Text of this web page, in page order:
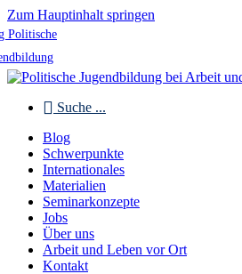
Zum Hauptinhalt springen
Politische
Suche ...
Blog
Schwerpunkte
Internationales
Materialien
Seminarkonzepte
Jobs
Über uns
Arbeit und Leben vor Ort
Kontakt